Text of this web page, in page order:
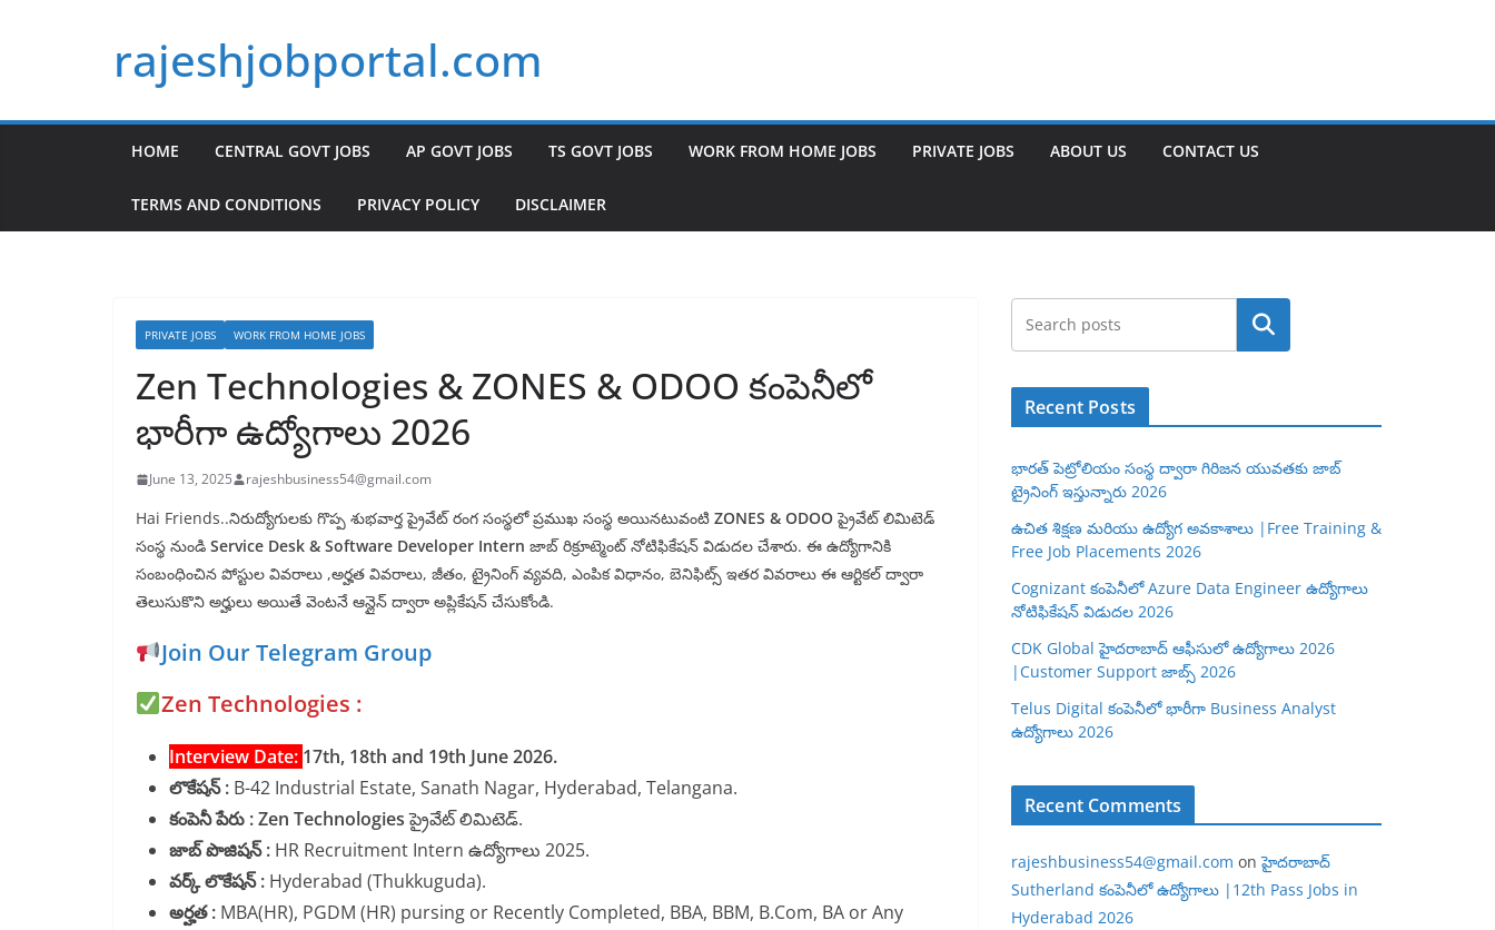
rajeshjobportal.com
HOME CENTRAL GOVT JOBS AP GOVT JOBS TS GOVT JOBS WORK FROM HOME JOBS PRIVATE JOBS ABOUT US CONTACT US
TERMS AND CONDITIONS PRIVACY POLICY DISCLAIMER
PRIVATE JOBS WORK FROM HOME JOBS
Zen Technologies & ZONES & ODOO కంపెనీలో
భారీగా ఉద్యోగాలు 2026
June 13, 2025 rajeshbusiness54@gmail.com
Hai Friends..నిరుద్యోగులకు గొప్ప శుభవార్త ప్రైవేట్ రంగ సంస్థలో ప్రముఖ సంస్థ అయినటువంటి ZONES & ODOOప్రైవేట్ లిమిటెడ్
సంస్థ నుండి Service Desk & Software Developer Intern జాబ్ రిక్రూట్మెంట్ నోటిఫికేషన్ విడుదల చేశారు. ఈ ఉద్యోగానికి
సంబంధించిన పోస్టుల వివరాలు ,అర్హత వివరాలు, జీతం, ట్రైనింగ్ వ్యవది, ఎంపిక విధానం, బెనిఫిట్స్ ఇతర వివరాలు ఈ ఆర్టికల్ ద్వారా
తెలుసుకొని అర్హులు అయితే వెంటనే ఆన్లైన్ ద్వారా అప్లికేషన్ చేసుకోండి.
Join Our Telegram Group
Zen Technologies :
Interview Date: 17th, 18th and 19th June 2026.
లొకేషన్ : B-42 Industrial Estate, Sanath Nagar, Hyderabad, Telangana.
కంపెనీ పేరు : Zen Technologiesప్రైవేట్ లిమిటెడ్.
జాబ్ పొజిషన్ : HR Recruitment Intern ఉద్యోగాలు 2025.
వర్క్ లొకేషన్ : Hyderabad (Thukkuguda).
అర్హత : MBA(HR), PGDM (HR) pursing or Recently Completed, BBA, BBM, B.Com, BA or Any
Search
Recent Posts
భారత్ పెట్రోలియం సంస్థ ద్వారా గిరిజన యువతకు జాబ్
ట్రైనింగ్ ఇస్తున్నారు 2026
ఉచిత శిక్షణ మరియు ఉద్యోగ అవకాశాలు |Free Training &
Free Job Placements 2026
Cognizant కంపెనీలో Azure Data Engineer ఉద్యోగాలు
నోటిఫికేషన్ విడుదల 2026
CDK Global హైదరాబాద్ ఆఫీసులో ఉద్యోగాలు 2026
|Customer Support జాబ్స్ 2026
Telus Digital కంపెనీలో భారీగా Business Analyst
ఉద్యోగాలు 2026
Recent Comments
rajeshbusiness54@gmail.com onహైదరాబాద్
Sutherland కంపెనీలో ఉద్యోగాలు |12th Pass Jobs in
Hyderabad 2026